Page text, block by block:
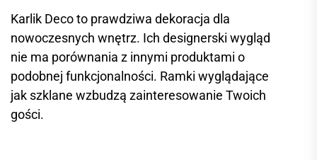
Karlik Deco to prawdziwa dekoracja dla
nowoczesnych wnętrz. Ich designerski wygląd
nie ma porównania z innymi produktami o
podobnej funkcjonalności. Ramki wyglądające
jak szklane wzbudzą zainteresowanie Twoich
gości.